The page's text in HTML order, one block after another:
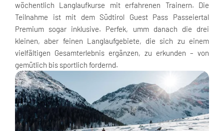
wöchentlich Langlaufkurse mit erfahrenen Trainern. Die
Teilnahme ist mit dem Südtirol Guest Pass Passeiertal
Premium sogar inklusive. Perfek, umm danach die drei
kleinen, aber feinen Langlaufgebiete, die sich zu einem
vielfältigen Gesamterlebnis ergänzen, zu erkunden – von
gemütlich bis sportlich fordernd.